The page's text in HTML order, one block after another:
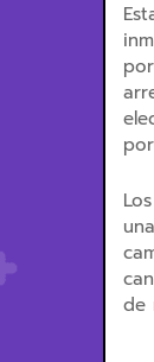
de